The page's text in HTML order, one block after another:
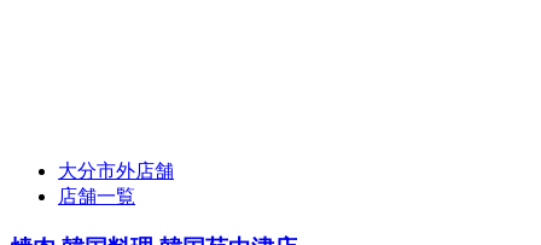
大分市外店舗
店舗一覧